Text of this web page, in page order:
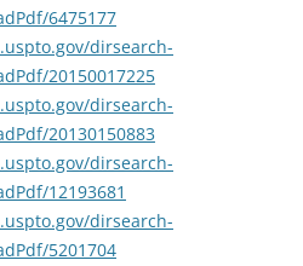
6475177
dirsearch-
20150017225
dirsearch-
20130150883
dirsearch-
12193681
dirsearch-
5201704